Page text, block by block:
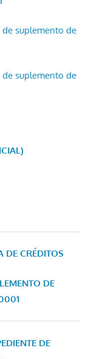
suplemento de
suplemento de
DE CRÉDITOS
DE
DE